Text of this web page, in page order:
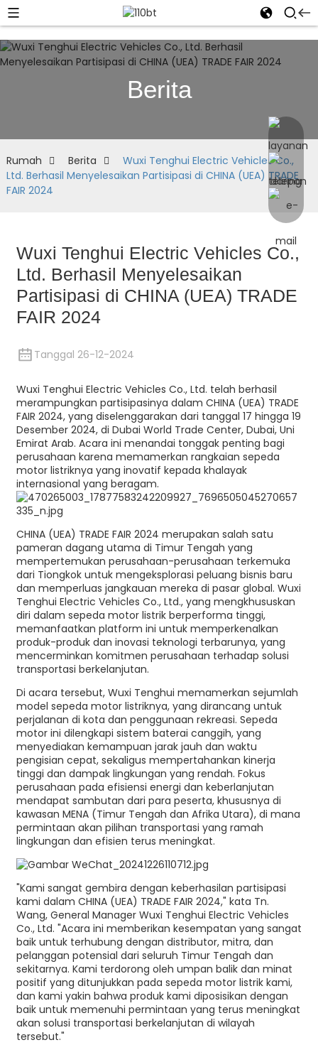
Berita
Rumah Berita
Wuxi Tenghui Electric Vehicles Co.,
Ltd. Berhasil Menyelesaikan Partisipasi di CHINA (UEA) TRADE
FAIR 2024
Wuxi Tenghui Electric Vehicles Co.,
Ltd. Berhasil Menyelesaikan
Partisipasi di CHINA (UEA) TRADE
FAIR 2024
Tanggal 26-12-2024
Wuxi Tenghui Electric Vehicles Co., Ltd. telah berhasil
merampungkan partisipasinya dalam CHINA (UEA) TRADE
FAIR 2024, yang diselenggarakan dari tanggal 17 hingga 19
Desember 2024, di Dubai World Trade Center, Dubai, Uni
Emirat Arab. Acara ini menandai tonggak penting bagi
perusahaan karena memamerkan rangkaian sepeda
motor listriknya yang inovatif kepada khalayak
internasional yang beragam.
CHINA (UEA) TRADE FAIR 2024 merupakan salah satu
pameran dagang utama di Timur Tengah yang
mempertemukan perusahaan-perusahaan terkemuka
dari Tiongkok untuk mengeksplorasi peluang bisnis baru
dan memperluas jangkauan mereka di pasar global. Wuxi
Tenghui Electric Vehicles Co., Ltd., yang mengkhususkan
diri dalam sepeda motor listrik berperforma tinggi,
memanfaatkan platform ini untuk memperkenalkan
produk-produk dan inovasi teknologi terbarunya, yang
mencerminkan komitmen perusahaan terhadap solusi
transportasi berkelanjutan.
Di acara tersebut, Wuxi Tenghui memamerkan sejumlah
model sepeda motor listriknya, yang dirancang untuk
perjalanan di kota dan penggunaan rekreasi. Sepeda
motor ini dilengkapi sistem baterai canggih, yang
menyediakan kemampuan jarak jauh dan waktu
pengisian cepat, sekaligus mempertahankan kinerja
tinggi dan dampak lingkungan yang rendah. Fokus
perusahaan pada efisiensi energi dan keberlanjutan
mendapat sambutan dari para peserta, khususnya di
kawasan MENA (Timur Tengah dan Afrika Utara), di mana
permintaan akan pilihan transportasi yang ramah
lingkungan dan efisien terus meningkat.
"Kami sangat gembira dengan keberhasilan partisipasi
kami dalam CHINA (UEA) TRADE FAIR 2024," kata Tn.
Wang, General Manager Wuxi Tenghui Electric Vehicles
Co., Ltd. "Acara ini memberikan kesempatan yang sangat
baik untuk terhubung dengan distributor, mitra, dan
pelanggan potensial dari seluruh Timur Tengah dan
sekitarnya. Kami terdorong oleh umpan balik dan minat
positif yang ditunjukkan pada sepeda motor listrik kami,
dan kami yakin bahwa produk kami diposisikan dengan
baik untuk memenuhi permintaan yang terus meningkat
akan solusi transportasi berkelanjutan di wilayah
tersebut."